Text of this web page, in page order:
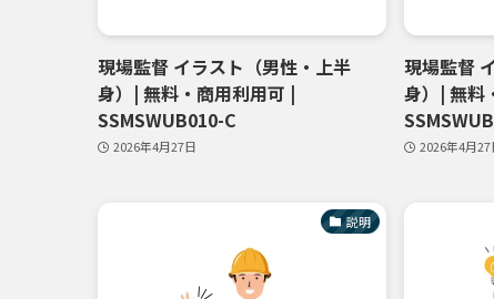
現場監督 イラスト（男性・上半
身）| 無料・商用利用可 |
SSMSWUB010-C
2026年4月27日
現場監督
身）| 無料
2026年4月27
説明